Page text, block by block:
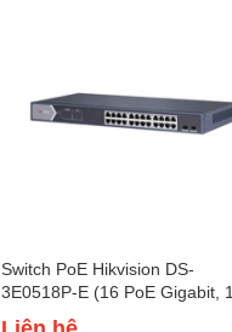
Switch PoE Hikvision DS-
3E0518P-E (16 PoE Gigabit, 1
uplink Gigabit, 1 SFP, 230W)